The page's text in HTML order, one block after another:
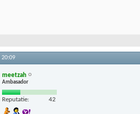
20:09
meetzah
Ambasador
Reputatie: 42